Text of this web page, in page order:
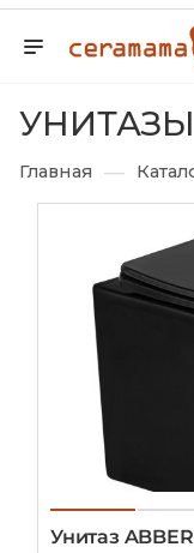
УНИТАЗЫ
Главная —
Унитаз